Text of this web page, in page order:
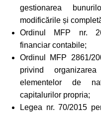
gestionarea
modificările și
Ordinul MFP nr.
financiar contabile;
Ordinul MFP 2861/
privind
elementelor de
capitalurilor propria;
Legea nr. 70/2015